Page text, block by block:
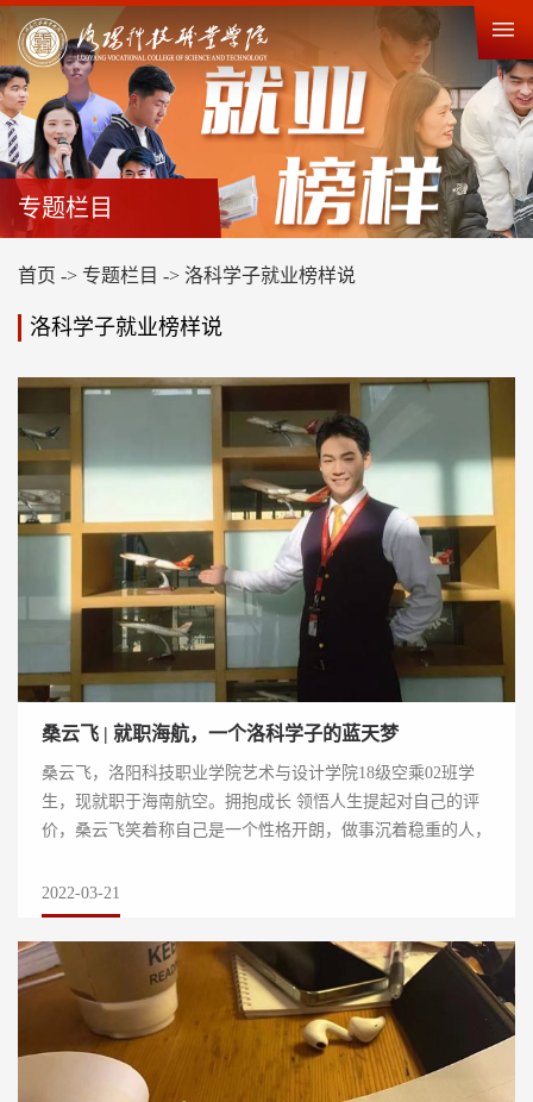
专题栏目
首页 -> 专题栏目 -> 洛科学子就业榜样说
洛科学子就业榜样说
桑云飞 | 就职海航，一个洛科学子的蓝天梦
桑云飞，洛阳科技职业学院艺术与设计学院18级空乘02班学
生，现就职于海南航空。拥抱成长 领悟人生提起对自己的评
价，桑云飞笑着称自己是一个性格开朗，做事沉着稳重的人，
2022-03-21